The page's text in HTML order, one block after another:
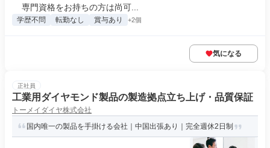
専門資格をお持ちの方は尚可...
学歴不問 転勤なし 賞与あり +2個
気になる
正社員
工業用ダイヤモンド製品の製造拠点立ち上げ・品質保証
トーメイダイヤ株式会社
国内唯一の製品を手掛ける会社｜中国出張あり｜完全週休2日制